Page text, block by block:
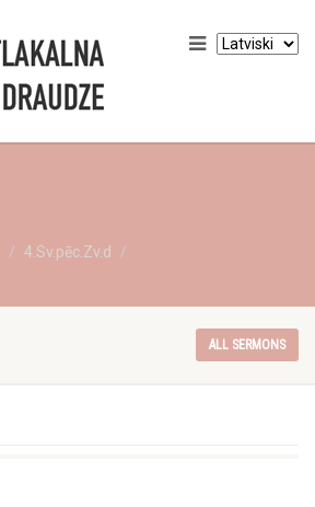
4.Sv.pēc.Zv.d
ALL SERMONS